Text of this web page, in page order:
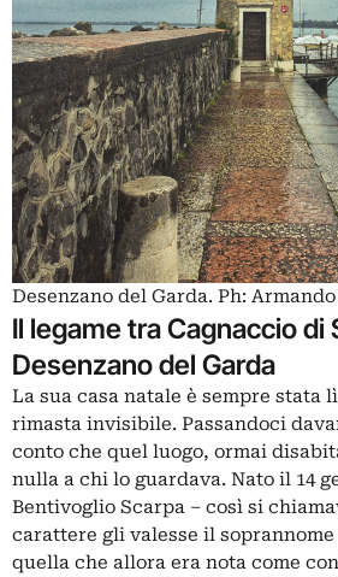
Desenzano del Garda. Ph:
Il legame tra Cagnaccio di
Desenzano del Garda
La sua casa natale è sempre stata
rimasta invisibile. Passandoci
conto che quel luogo, ormai
nulla a chi lo guardava. Nato il 14
Bentivoglio Scarpa – così si
carattere gli valesse il
quella che allora era nota come